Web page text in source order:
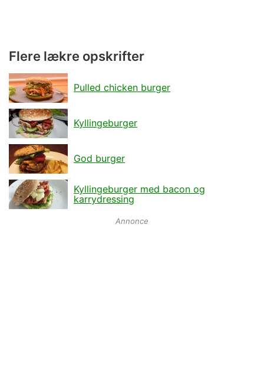
Flere lækre opskrifter
Pulled chicken burger
Kyllingeburger
God burger
Kyllingeburger med bacon og
karrydressing
Annonce